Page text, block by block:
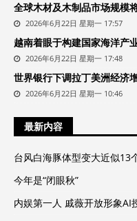
全球木材及木制品市场规模
2026年6月22日 星期一 17:57
越南着眼于构建国家海洋产
2026年6月22日 星期一 17:48
世界银行下调拉丁美洲经济
2026年6月22日 星期一 10:46
最新内容
台风白海豚体型变大近似13
今年是“闭眼秋”
内娱第一人 戚薇开放形象AI